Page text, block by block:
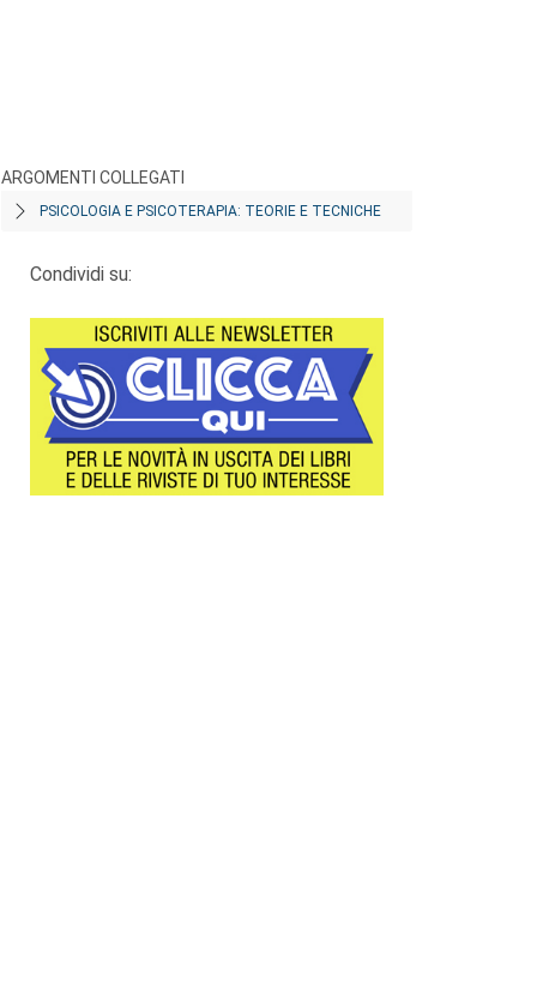
ARGOMENTI COLLEGATI
PSICOLOGIA E PSICOTERAPIA: TEORIE E TECNICHE
Condividi su: